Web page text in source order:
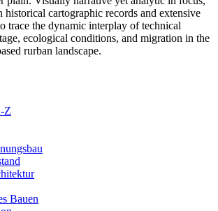
historical cartographic records and extensive
trace the dynamic interplay of technical
ecological conditions, and migration in the
rurban landscape.
Z
Bauen